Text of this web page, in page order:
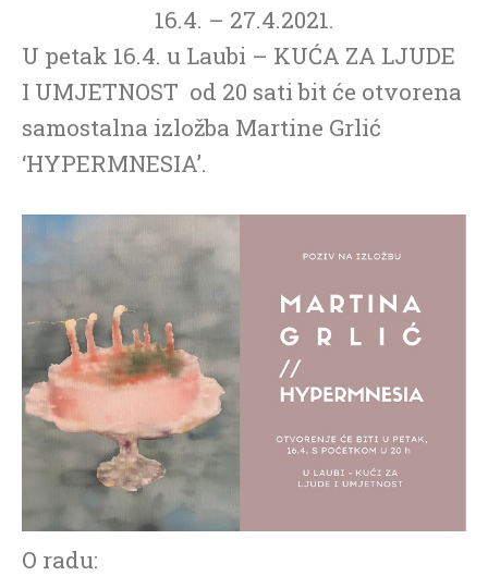
16.4. – 27.4.2021.
U petak 16.4. u Laubi – KUĆA ZA LJUDE
I UMJETNOST od 20 sati bit će otvorena
samostalna izložba Martine Grlić
‘HYPERMNESIA’.
O radu: